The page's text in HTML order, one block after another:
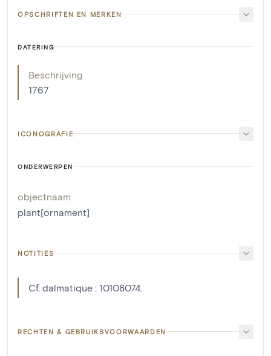
OPSCHRIFTEN EN MERKEN
DATERING
Beschrijving
1767
ICONOGRAFIE
ONDERWERPEN
objectnaam
plant[ornament]
NOTITIES
Cf. dalmatique : 10108074.
RECHTEN & GEBRUIKSVOORWAARDEN